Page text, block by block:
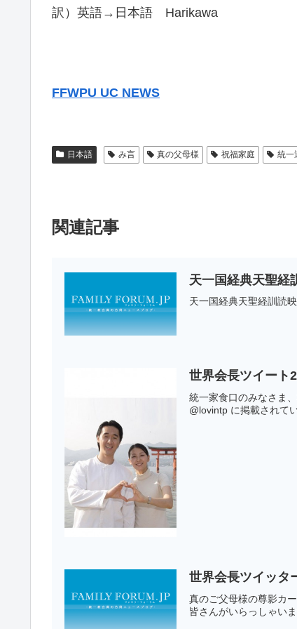
訳）英語→日本語 Harikawa
FFWPU UC NEWS
日本語 み言 真の父母様 祝福家庭 統一
関連記事
天一国経典天聖経
天一国経典天聖経訓読
世界会長ツイート
統一家食口のみなさま
@lovintp に掲載されて
世界会長ツイッタ
真のご父母様の尊影カ
皆さんがいらっしゃい